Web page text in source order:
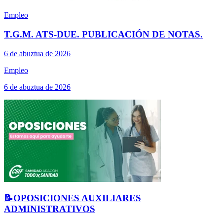
Empleo
T.G.M. ATS-DUE. PUBLICACIÓN DE NOTAS.
6 de abuztua de 2026
Empleo
6 de abuztua de 2026
📝OPOSICIONES AUXILIARES
ADMINISTRATIVOS